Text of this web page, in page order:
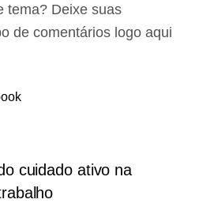
tema? Deixe suas
de comentários logo aqui
cuidado ativo na